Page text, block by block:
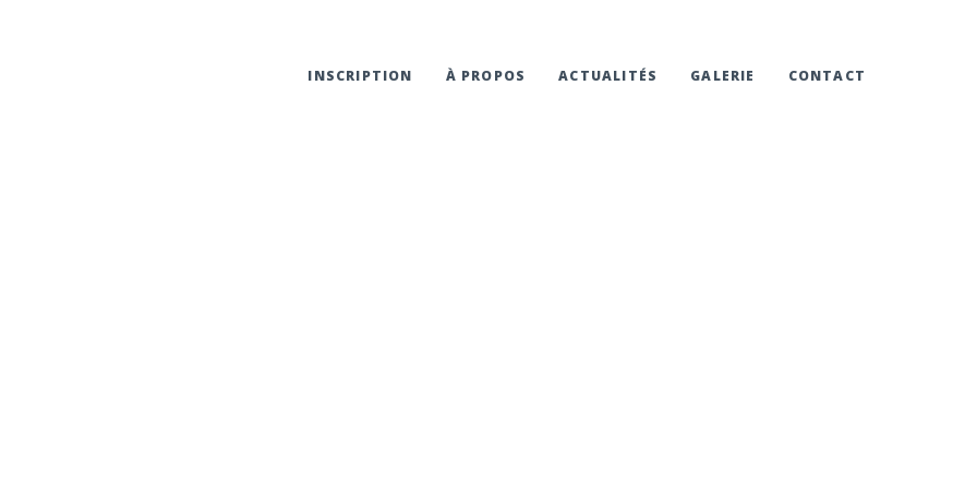
INSCRIPTION À PROPOS ACTUALITÉS GALERIE CONTACT